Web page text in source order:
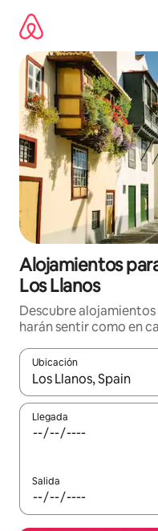
contenido
Alojamientos
Los Llanos
Descubre
harán sentir como en
Ubicación
Cuando los resultados
Llegada
Salida